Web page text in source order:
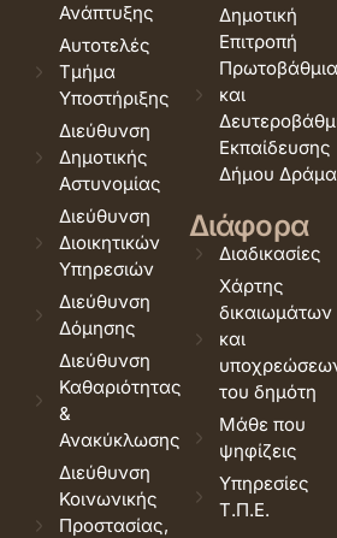
Ανάπτυξης
Αυτοτελές
Τμήμα
Υποστήριξης
Διεύθυνση
Δημοτικής
Αστυνομίας
Διεύθυνση
Διοικητικών
Υπηρεσιών
Διεύθυνση
Δόμησης
Διεύθυνση
Καθαριότητας
&
Ανακύκλωσης
Διεύθυνση
Κοινωνικής
Προστασίας,
Δημοτική
Επιτροπή
και
Εκπαίδευσης
Δήμου
Διάφορα
Διαδικασίες
Χάρτης
δικαιωμάτων
και
του δημότη
Μάθε που
ψηφίζεις
Υπηρεσίες
Τ.Π.Ε.